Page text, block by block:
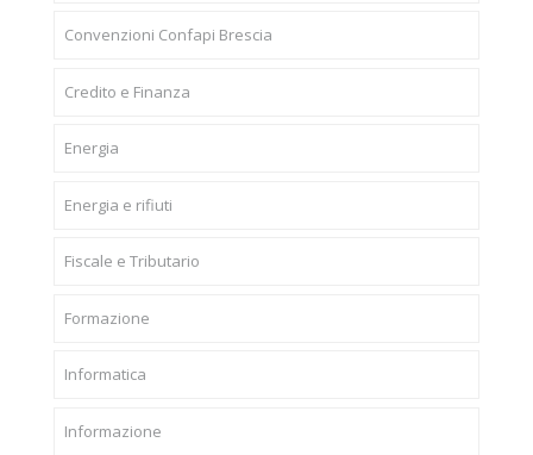
Convenzioni Confapi Brescia
Credito e Finanza
Energia
Energia e rifiuti
Fiscale e Tributario
Formazione
Informatica
Informazione